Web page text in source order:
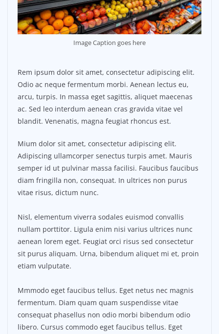
Image Caption goes here
Rem ipsum dolor sit amet, consectetur adipiscing elit.
Odio ac neque fermentum morbi. Aenean lectus eu,
arcu, turpis. In massa eget sagittis, aliquet maecenas
ac. Sed leo interdum aenean cras gravida vitae vel
blandit. Venenatis, magna feugiat rhoncus est.
Mium dolor sit amet, consectetur adipiscing elit.
Adipiscing ullamcorper senectus turpis amet. Mauris
semper id ut pulvinar massa facilisi. Faucibus faucibus
diam fringilla non, consequat. In ultrices non purus
vitae risus, dictum nunc.
Nisl, elementum viverra sodales euismod convallis
nullam porttitor. Ligula enim nisi varius ultrices nunc
aenean lorem eget. Feugiat orci risus sed consectetur
sit purus aliquam. Urna, bibendum aliquet mi et, proin
etiam vulputate.
Mmmodo eget faucibus tellus. Eget netus nec magnis
fermentum. Diam quam quam suspendisse vitae
consequat phasellus non odio morbi bibendum odio
libero. Cursus commodo eget faucibus tellus. Eget